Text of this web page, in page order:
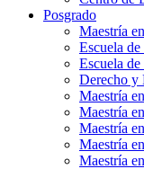
Posgrado
Maestría
Escuela
Escuela
Derecho y
Maestría
Maestría
Maestría
Maestría
Maestría